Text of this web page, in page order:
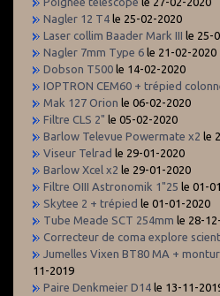
Nagler 12 T4 le 25-02-2020
Laser collim Baader Mark III le 25-
Nagler 7mm Type 6 le 21-02-2020
Dobson T500 le 14-02-2020
IOPTRON CEM60 + trépied
Mak 127 Orion le 06-02-2020
Filtre CLS 2" le 05-02-2020
Barlow Televue Powermate x2 le
Viseur Telrad le 29-01-2020
Barlow Xcel x2 le 29-01-2020
Filtre OIII Astronomik 1"25 le 01-
Skytee 2 + trépied le 01-01-2020
Tube Meade SCT 254mm le 28-
Correcteur de coma explore
Jumelles Vixen BT80 MA +
11-2019
Paire Denkmeier D14 le 13-11-